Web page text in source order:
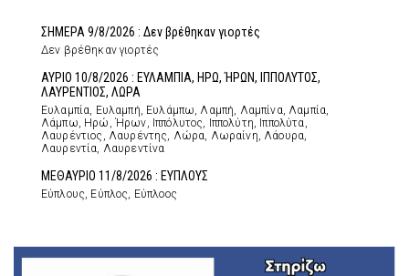
ΣΗΜΕΡΑ 9/8/2026 : Δεν βρέθηκαν γιορτές
Δεν βρέθηκαν γιορτές
ΑΥΡΙΟ 10/8/2026 : ΕΥΛΑΜΠΙΑ, ΗΡΩ, ΉΡΩΝ, ΙΠΠΟΛΥΤΟΣ,
ΛΑΥΡΕΝΤΙΟΣ, ΛΩΡΑ
Ευλαμπία, Ευλαμπή, Ευλάμπω, Λαμπή, Λαμπίνα, Λαμπία,
Λάμπω, Ηρώ, Ήρων, Ιππόλυτος, Ιππολύτη, Ιππολύτα,
Λαυρέντιος, Λαυρέντης, Λώρα, Λωραίνη, Λάουρα,
Λαυρεντία, Λαυρεντίνα
ΜΕΘΑΥΡΙΟ 11/8/2026 : ΕΥΠΛΟΥΣ
Εύπλους, Εύπλος, Εύπλοος